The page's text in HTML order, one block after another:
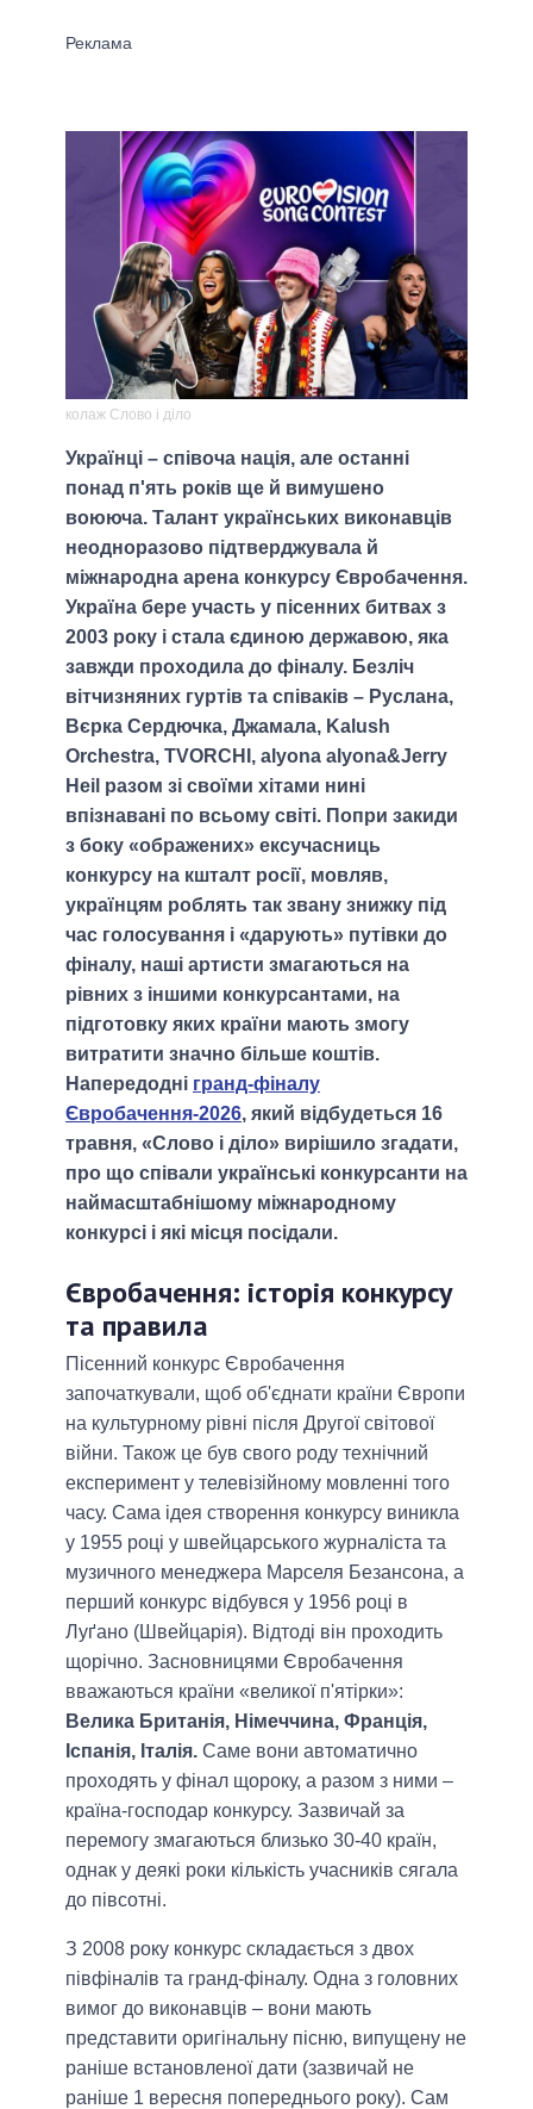
колаж Слово і діло
Українці – співоча нація, але останні
понад п'ять років ще й вимушено
воююча. Талант українських виконавців
неодноразово підтверджувала й
міжнародна арена конкурсу Євробачення.
Україна бере участь у пісенних битвах з
2003 року і стала єдиною державою, яка
завжди проходила до фіналу. Безліч
вітчизняних гуртів та співаків – Руслана,
Вєрка Сердючка, Джамала, Kalush
Orchestra, TVORCHI, alyona alyona&Jerry
Heil разом зі своїми хітами нині
впізнавані по всьому світі. Попри закиди
з боку «ображених» ексучасниць
конкурсу на кшталт росії, мовляв,
українцям роблять так звану знижку під
час голосування і «дарують» путівки до
фіналу, наші артисти змагаються на
рівних з іншими конкурсантами, на
підготовку яких країни мають змогу
витратити значно більше коштів.
Напередодні гранд-фіналу
Євробачення-2026, який відбудеться 16
травня, «Слово і діло» вирішило згадати,
про що співали українські конкурсанти на
наймасштабнішому міжнародному
конкурсі і які місця посідали.
Євробачення: історія конкурсу
та правила
Пісенний конкурс Євробачення
започаткували, щоб об'єднати країни Європи
на культурному рівні після Другої світової
війни. Також це був свого роду технічний
експеримент у телевізійному мовленні того
часу. Сама ідея створення конкурсу виникла
у 1955 році у швейцарського журналіста та
музичного менеджера Марселя Безансона, а
перший конкурс відбувся у 1956 році в
Луґано (Швейцарія). Відтоді він проходить
щорічно. Засновницями Євробачення
вважаються країни «великої п'ятірки»:
Велика Британія, Німеччина, Франція,
Іспанія, Італія. Саме вони автоматично
проходять у фінал щороку, а разом з ними –
країна-господар конкурсу. Зазвичай за
перемогу змагаються близько 30-40 країн,
однак у деякі роки кількість учасників сягала
до півсотні.
З 2008 року конкурс складається з двох
півфіналів та гранд-фіналу. Одна з головних
вимог до виконавців – вони мають
представити оригінальну пісню, випущену не
раніше встановленої дати (зазвичай не
раніше 1 вересня попереднього року). Сам